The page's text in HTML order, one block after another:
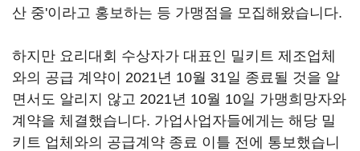
산 중'이라고 홍보하는 등 가맹점을 모집해왔습니다.
하지만 요리대회 수상자가 대표인 밀키트 제조업체
와의 공급 계약이 2021년 10월 31일 종료될 것을 알
면서도 알리지 않고 2021년 10월 10일 가맹희망자와
계약을 체결했습니다. 가업사업자들에게는 해당 밀
키트 업체와의 공급계약 종료 이틀 전에 통보했습니